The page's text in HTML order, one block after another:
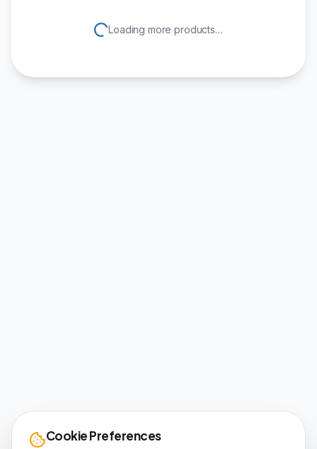
Cookie Preferences